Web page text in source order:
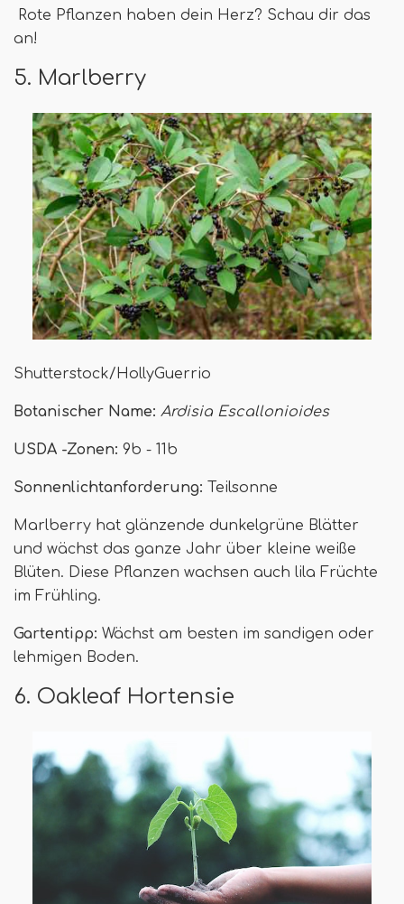
Rote Pflanzen haben dein Herz? Schau dir das
an!
5. Marlberry
Shutterstock/HollyGuerrio
Botanischer Name: Ardisia Escallonioides
USDA -Zonen: 9b - 11b
Sonnenlichtanforderung: Teilsonne
Marlberry hat glänzende dunkelgrüne Blätter
und wächst das ganze Jahr über kleine weiße
Blüten. Diese Pflanzen wachsen auch lila Früchte
im Frühling.
Gartentipp: Wächst am besten im sandigen oder
lehmigen Boden.
6. Oakleaf Hortensie